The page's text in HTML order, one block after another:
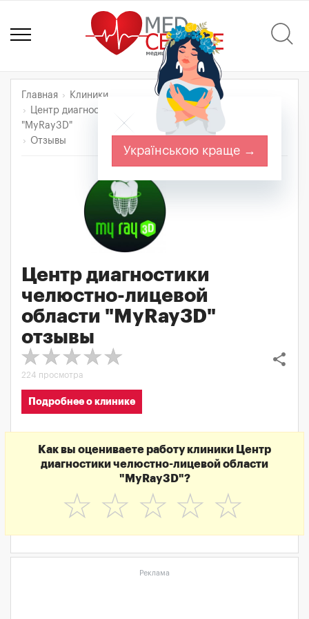
Главная
Клиники
Центр диагностики челюстно-лицевой области
"MyRay3D"
Отзывы
Центр диагностики
челюстно-лицевой
области "MyRay3D"
отзывы
share
224 просмотра
Подробнее о клинике
Как вы оцениваете работу клиники Центр
диагностики челюстно-лицевой области
"MyRay3D"?
☆
☆
☆
☆
☆
Реклама
Українською краще →